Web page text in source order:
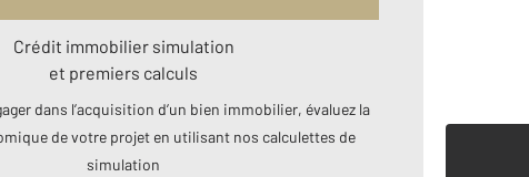
Crédit immobilier simulation
et premiers calculs
dans l’acquisition d’un bien immobilier, évaluez la
de votre projet en utilisant nos calculettes de
simulation